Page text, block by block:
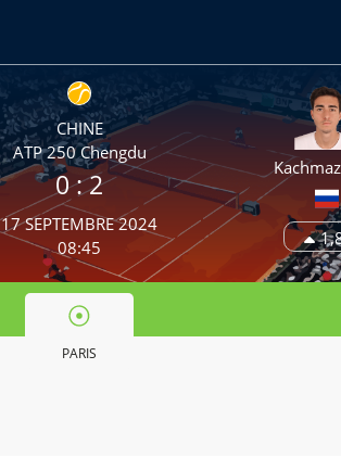
CHINE
ATP 250 Chengdu
0 :2
17 SEPTEMBRE 2024
08:45
PARIS